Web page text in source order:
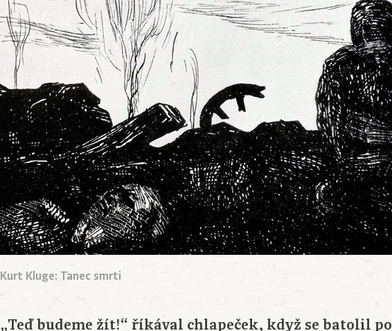
Kurt Kluge: Tanec smrti
„Teď budeme žít!“ říkával chlapeček, když se batolil